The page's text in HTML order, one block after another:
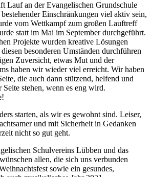
Lauf an der Evangelischen Grundschule
Einschränkungen viel aktiv sein,
vom Wettkampf zum großen Lauftreff
statt im Mai im September durchgeführt.
Projekte wurden kreative Lösungen
besonderen Umständen durchführen
Zuversicht, etwas Mut und der
haben wir wieder viel erreicht. Wir haben
die auch dann stützend, helfend und
Seite stehen, wenn es eng wird.
starten, als wir es gewohnt sind. Leiser,
und mit Sicherheit in Gedanken
nicht so gut geht.
Schulvereins Lübben und das
allen, die sich uns verbunden
sowie ein gesundes,